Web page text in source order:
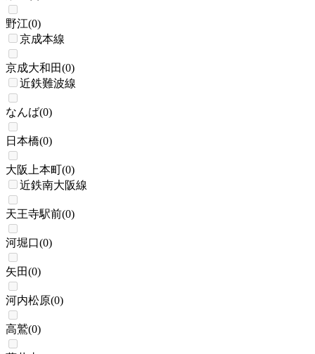
野江(0)
京成本線
京成大和田(0)
近鉄難波線
なんば(0)
日本橋(0)
大阪上本町(0)
近鉄南大阪線
天王寺駅前(0)
河堀口(0)
矢田(0)
河内松原(0)
高鷲(0)